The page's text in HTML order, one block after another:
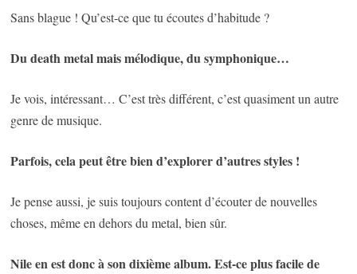
Sans blague ! Qu’est-ce que tu écoutes d’habitude ?
Du death metal mais mélodique, du symphonique…
Je vois, intéressant… C’est très différent, c’est quasiment un autre
genre de musique.
Parfois, cela peut être bien d’explorer d’autres styles !
Je pense aussi, je suis toujours content d’écouter de nouvelles
choses, même en dehors du metal, bien sûr.
Nile en est donc à son dixième album. Est-ce plus facile de